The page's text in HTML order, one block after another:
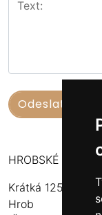
HROBSKÉ
Krátká 125
Hrob